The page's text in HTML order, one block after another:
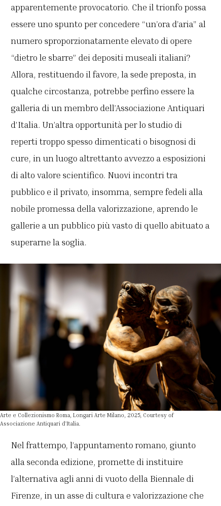
apparentemente provocatorio. Che il trionfo possa
essere uno spunto per concedere “un’ora d’aria” al
numero sproporzionatamente elevato di opere
“dietro le sbarre” dei depositi museali italiani?
Allora, restituendo il favore, la sede preposta, in
qualche circostanza, potrebbe perfino essere la
galleria di un membro dell’Associazione Antiquari
d’Italia. Un’altra opportunità per lo studio di
reperti troppo spesso dimenticati o bisognosi di
cure, in un luogo altrettanto avvezzo a esposizioni
di alto valore scientifico. Nuovi incontri tra
pubblico e il privato, insomma, sempre fedeli alla
nobile promessa della valorizzazione, aprendo le
gallerie a un pubblico più vasto di quello abituato a
superarne la soglia.
Arte e Collezionismo Roma, Longari Arte Milano, 2025, Courtesy of
Associazione Antiquari d’Italia.
Nel frattempo, l’appuntamento romano, giunto
alla seconda edizione, promette di instituire
l’alternativa agli anni di vuoto della Biennale di
Firenze, in un asse di cultura e valorizzazione che